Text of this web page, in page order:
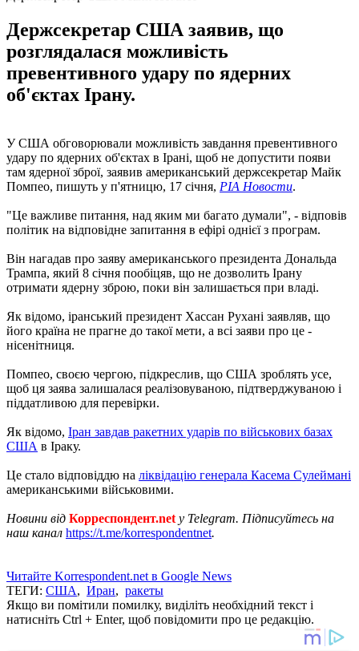
Держсекретар США заявив, що
розглядалася можливість
превентивного удару по ядерних
об'єктах Ірану.
У CША обговорювали можливість завдання превентивного
удару по ядерних об'єктах в Ірані, щоб не допустити появи
там ядерної зброї, заявив американський держсекретар Майк
Помпео, пишуть у п'ятницю, 17 січня, РІА Новости.
"Це важливе питання, над яким ми багато думали", - відповів
політик на відповідне запитання в ефірі однієї з програм.
Він нагадав про заяву американського президента Дональда
Трампа, який 8 січня пообіцяв, що не дозволить Ірану
отримати ядерну зброю, поки він залишається при владі.
Як відомо, іранський президент Хассан Рухані заявляв, що
його країна не прагне до такої мети, а всі заяви про це -
нісенітниця.
Помпео, своєю чергою, підкреслив, що США зроблять усе,
щоб ця заява залишалася реалізовуваною, підтверджуваною і
піддатливою для перевірки.
Як відомо, Іран завдав ракетних ударів по військових базах
США в Іраку.
Це стало відповіддю на ліквідацію генерала Касема Сулеймані
американськими військовими.
Новини від Корреспондент.net у Telegram. Підписуйтесь на
наш канал https://t.me/korrespondentnet.
Читайте Korrespondent.net в Google News
ТЕГИ: США, Иран, ракеты
Якщо ви помітили помилку, виділіть необхідний текст і
натисніть Ctrl + Enter, щоб повідомити про це редакцію.